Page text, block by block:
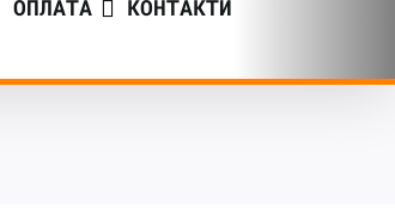
ОПЛАТА
КОНТАКТИ